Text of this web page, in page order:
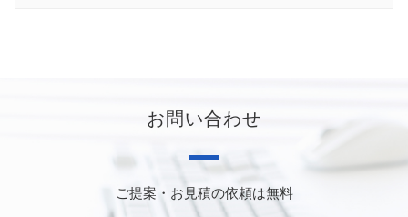
お問い合わせ
ご提案・お見積の依頼は無料